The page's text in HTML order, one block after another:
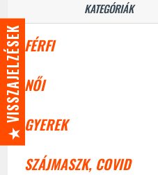
KATEGÓRIÁK
FÉRFI
NŐI
GYEREK
SZÁJMASZK, COVID
★ VISSZAJELZÉSEK